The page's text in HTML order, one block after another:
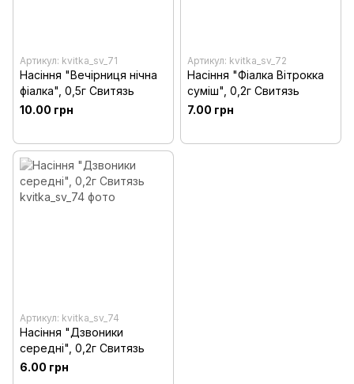
Артикул: kvitka_sv_71
Насіння "Вечірниця нічна
фіалка", 0,5г Свитязь
10.00 грн
Артикул: kvitka_sv_72
Насіння "Фiалка Вiтрокка
суміш", 0,2г Свитязь
7.00 грн
Артикул: kvitka_sv_74
Насіння "Дзвоники
середнi", 0,2г Свитязь
6.00 грн